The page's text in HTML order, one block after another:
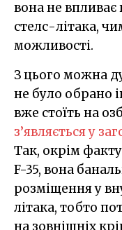
вона не
стелс-літака,
можливості.
З цього можна
не було обрано
вже стоїть на
з’являється у
Так, окрім факту
F-35, вона
розміщення у
літака, тобто
на зовнішніх